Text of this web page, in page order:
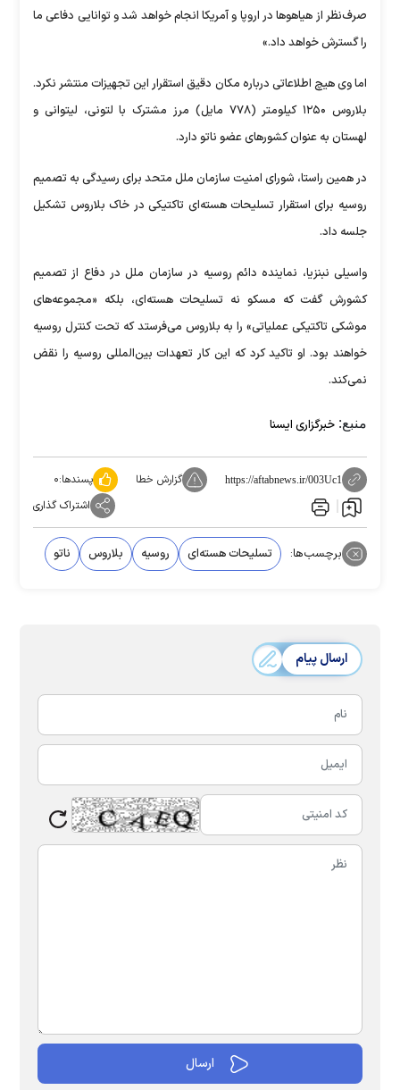
صرف‌نظر از هیاهوها در اروپا و آمریکا انجام خواهد شد و توانایی دفاعی ما
را گسترش خواهد داد.»
اما وی هیچ اطلاعاتی درباره مکان دقیق استقرار این تجهیزات منتشر نکرد.
بلاروس ۱۲۵۰ کیلومتر (۷۷۸ مایل) مرز مشترک با لتونی، لیتوانی و
لهستان به عنوان کشورهای عضو ناتو دارد.
در همین راستا، شورای امنیت سازمان ملل متحد برای رسیدگی به تصمیم
روسیه برای استقرار تسلیحات هسته‌ای تاکتیکی در خاک بلاروس تشکیل
جلسه داد.
واسیلی نبنزیا، نماینده دائم روسیه در سازمان ملل در دفاع از تصمیم
کشورش گفت که مسکو نه تسلیحات هسته‌ای، بلکه «مجموعه‌های
موشکی تاکتیکی عملیاتی» را به بلاروس می‌فرستد که تحت کنترل روسیه
خواهند بود. او تاکید کرد که این کار تعهدات بین‌المللی روسیه را نقض
نمی‌کند.
منبع: خبرگزاری ایسنا
https://aftabnews.ir/003Uc1 گزارش خطا پسندها:۰
اشتراک گذاری
برچسب‌ها: تسلیحات هسته‌ای روسیه بلاروس ناتو
ارسال پیام